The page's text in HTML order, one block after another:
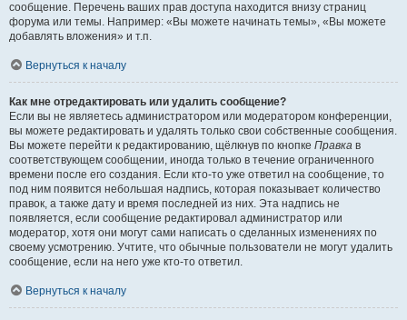
сообщение. Перечень ваших прав доступа находится внизу страниц
форума или темы. Например: «Вы можете начинать темы», «Вы можете
добавлять вложения» и т.п.
Вернуться к началу
Как мне отредактировать или удалить сообщение?
Если вы не являетесь администратором или модератором конференции,
вы можете редактировать и удалять только свои собственные сообщения.
Вы можете перейти к редактированию, щёлкнув по кнопке Правка в
соответствующем сообщении, иногда только в течение ограниченного
времени после его создания. Если кто-то уже ответил на сообщение, то
под ним появится небольшая надпись, которая показывает количество
правок, а также дату и время последней из них. Эта надпись не
появляется, если сообщение редактировал администратор или
модератор, хотя они могут сами написать о сделанных изменениях по
своему усмотрению. Учтите, что обычные пользователи не могут удалить
сообщение, если на него уже кто-то ответил.
Вернуться к началу